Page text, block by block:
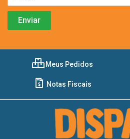
Meus Pedidos
Notas Fiscais